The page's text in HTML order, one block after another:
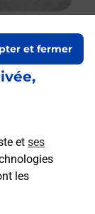
et ses
les
et fermer